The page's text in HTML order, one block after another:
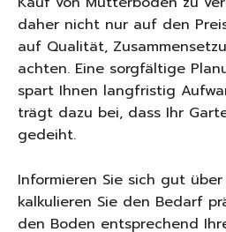
daher nicht nur auf den
auf Qualität,
achten. Eine sorgfältige
spart Ihnen langfristig
trägt dazu bei, dass Ihr
gedeiht.
Informieren Sie sich gut
kalkulieren Sie den Bedarf
den Boden entsprechend